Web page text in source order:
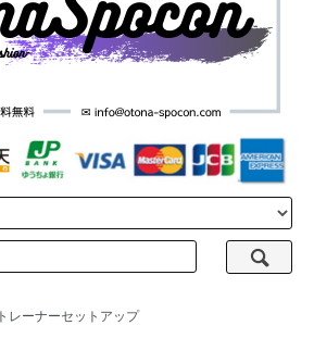
トレーナーセットアップ